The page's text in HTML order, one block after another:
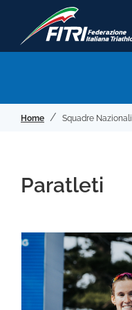
Home Squadre Nazionali
Paratleti